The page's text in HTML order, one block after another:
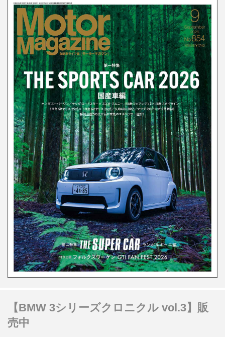
【BMW 3シリーズクロニクル vol.3】販
売中